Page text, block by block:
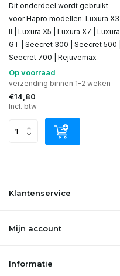
Dit onderdeel wordt gebruikt
voor Hapro modellen: Luxura X3
II | Luxura X5 | Luxura X7 | Luxura
GT | Seecret 300 | Seecret 500 |
Seecret 700 | Rejuvemax
Op voorraad
verzending binnen 1-2 weken
€14,80
Incl. btw
Klantenservice
Mijn account
Informatie